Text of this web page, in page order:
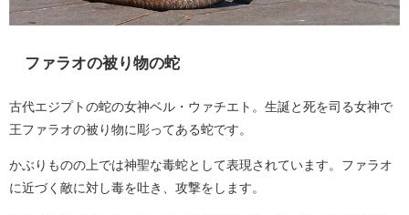
ファラオの被り物の蛇
古代エジプトの蛇の女神ベル・ウァチエト。生誕と死を司る女神で
王ファラオの被り物に彫ってある蛇です。
かぶりものの上では神聖な毒蛇として表現されています。ファラオ
に近づく敵に対し毒を吐き、攻撃をします。